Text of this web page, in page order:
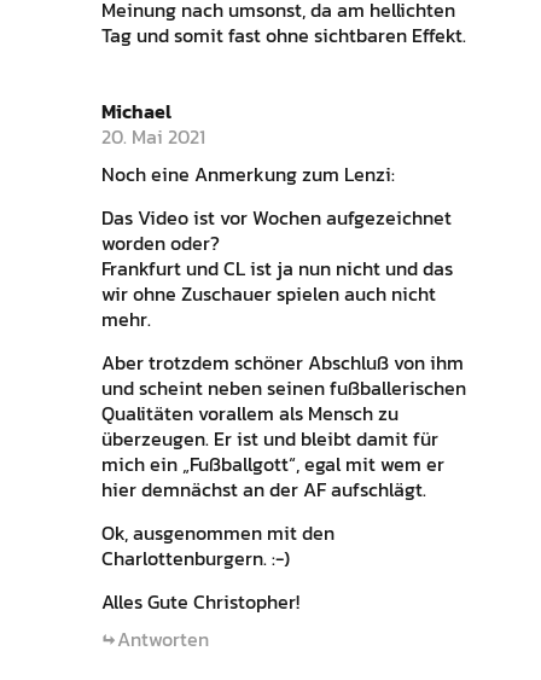
Meinung nach umsonst, da am hellichten
Tag und somit fast ohne sichtbaren Effekt.
Michael
20. Mai 2021
Noch eine Anmerkung zum Lenzi:
Das Video ist vor Wochen aufgezeichnet
worden oder?
Frankfurt und CL ist ja nun nicht und das
wir ohne Zuschauer spielen auch nicht
mehr.
Aber trotzdem schöner Abschluß von ihm
und scheint neben seinen fußballerischen
Qualitäten vorallem als Mensch zu
überzeugen. Er ist und bleibt damit für
mich ein „Fußballgott“, egal mit wem er
hier demnächst an der AF aufschlägt.
Ok, ausgenommen mit den
Charlottenburgern. :-)
Alles Gute Christopher!
Antworten